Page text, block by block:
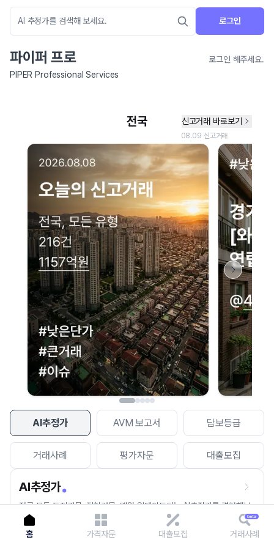
로그인
파이퍼 프로
로그인 해주세요.
PIPER Professional Services
AI추정가 AVM 보고서 담보등급
거래사례 평가자문 대출모집
AI추정가
전국 모든 토지건물, 집합건물, 매월 업데이트되는 AI추정가를 경험해보
세요.
네이버 지도 연결 안내
현재 네이버 지도 연결이 원활하지 않아 지도를 불러올 수 없습니다.
이용에 불편을 드려 죄송합니다.
다시 시도
홈 가격자문 대출모집 거래사례